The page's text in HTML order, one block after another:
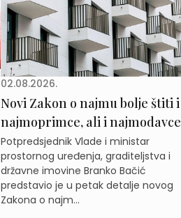
02.08.2026.
Novi Zakon o najmu bolje štiti i
najmoprimce, ali i najmodavce
Potpredsjednik Vlade i ministar
prostornog uređenja, graditeljstva i
državne imovine Branko Bačić
predstavio je u petak detalje novog
Zakona o najm...